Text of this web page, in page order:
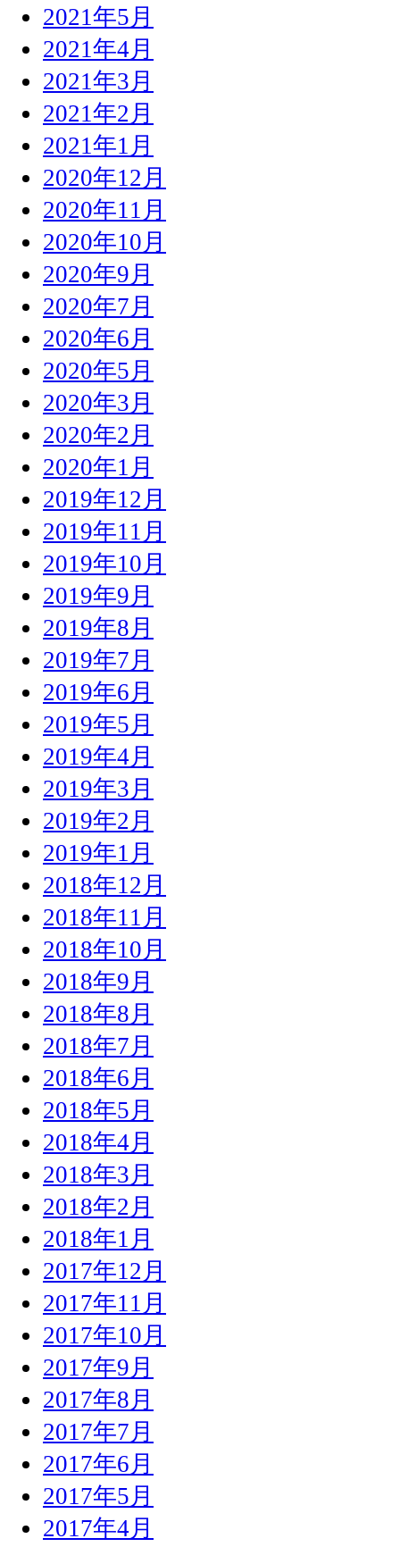
2021年5月
2021年4月
2021年3月
2021年2月
2021年1月
2020年12月
2020年11月
2020年10月
2020年9月
2020年7月
2020年6月
2020年5月
2020年3月
2020年2月
2020年1月
2019年12月
2019年11月
2019年10月
2019年9月
2019年8月
2019年7月
2019年6月
2019年5月
2019年4月
2019年3月
2019年2月
2019年1月
2018年12月
2018年11月
2018年10月
2018年9月
2018年8月
2018年7月
2018年6月
2018年5月
2018年4月
2018年3月
2018年2月
2018年1月
2017年12月
2017年11月
2017年10月
2017年9月
2017年8月
2017年7月
2017年6月
2017年5月
2017年4月